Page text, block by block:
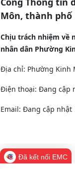
Môn, thành phố
Chịu trách nhiệm về
nhân dân Phường
Địa chỉ: Phường Kinh
Điện thoại: Đang cập
Email: Đang cập nhật
Đã kết nối EMC